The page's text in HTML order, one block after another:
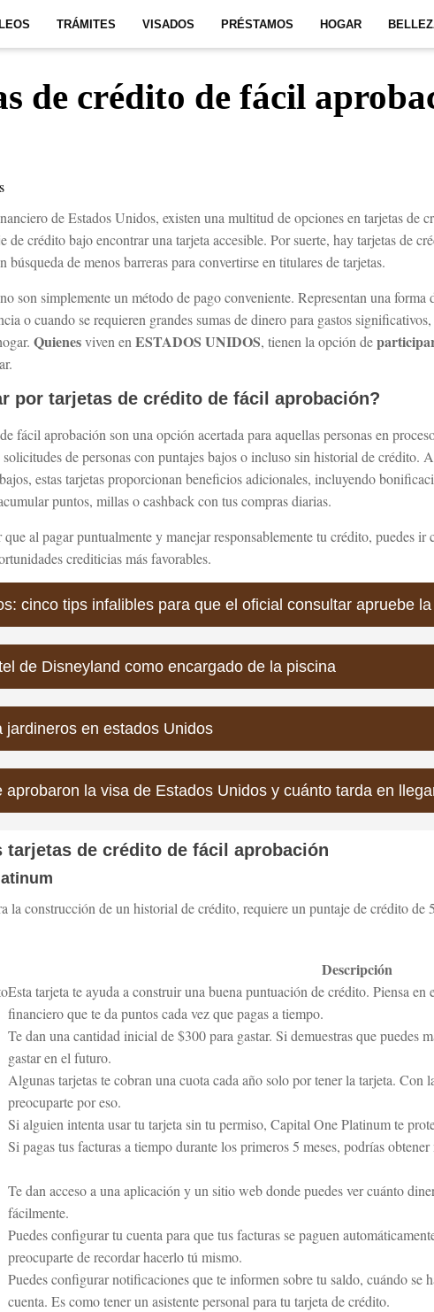
TRÁMITES VISADOS PRÉSTAMOS HOGAR
de crédito de fácil
de Estados Unidos, existen una multitud de opciones en tarjetas de
de crédito bajo encontrar una tarjeta accesible. Por suerte, hay tarjetas de
búsqueda de menos barreras para convertirse en titulares de tarjetas.
son simplemente un método de pago conveniente. Representan una
o cuando se requieren grandes sumas de dinero para gastos
Quienesviven enESTADOS UNIDOS, tienen la opción de
por tarjetas de crédito de fácil aprobación?
fácil aprobación son una opción acertada para aquellas personas en
de personas con puntajes bajos o incluso sin historial de crédito.
estas tarjetas proporcionan beneficios adicionales, incluyendo
puntos, millas o cashback con tus compras diarias.
al pagar puntualmente y manejar responsablemente tu crédito, puedes
crediticias más favorables.
cinco tips infalibles para que el oficial consultar apruebe
de Disneyland como encargado de la piscina
jardineros en estados Unidos
aprobaron la visa de Estados Unidos y cuánto tarda en
tarjetas de crédito de fácil aprobación
la construcción de un historial de crédito, requiere un puntaje de crédito de
Descripción
Esta tarjeta te ayuda a construir una buena puntuación de crédito. Piensa
financiero que te da puntos cada vez que pagas a tiempo.
Te dan una cantidad inicial de $300 para gastar. Si demuestras que puedes
gastar en el futuro.
Algunas tarjetas te cobran una cuota cada año solo por tener la tarjeta. Con
preocuparte por eso.
Si alguien intenta usar tu tarjeta sin tu permiso, Capital One Platinum te
Si pagas tus facturas a tiempo durante los primeros 5 meses, podrías obtener
Te dan acceso a una aplicación y un sitio web donde puedes ver cuánto
fácilmente.
Puedes configurar tu cuenta para que tus facturas se paguen
preocuparte de recordar hacerlo tú mismo.
Puedes configurar notificaciones que te informen sobre tu saldo, cuándo se
cuenta. Es como tener un asistente personal para tu tarjeta de crédito.